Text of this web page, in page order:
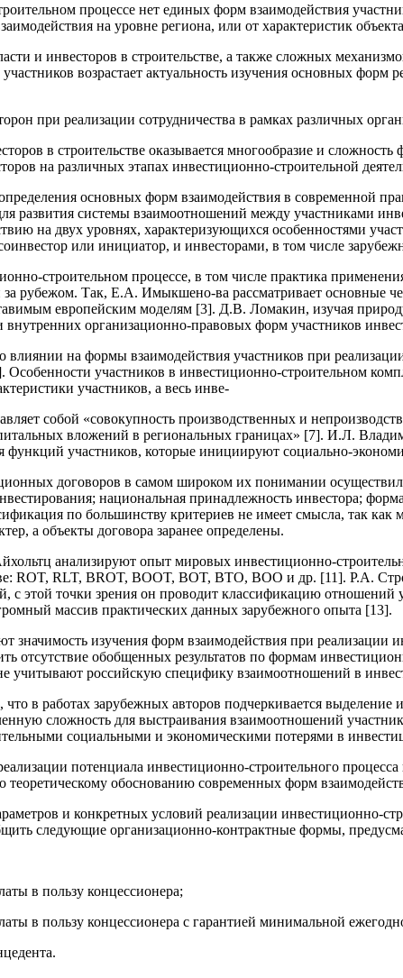
процессе нет единых форм взаимодействия
на уровне региона, или от характеристик
и инвесторов в строительстве, а также сложных
возрастает актуальность изучения основных
при реализации сотрудничества в рамках различных
в строительстве оказывается многообразие и
на различных этапах инвестиционно-строительной
основных форм взаимодействия в современной
развития системы взаимоотношений между участниками
на двух уровнях, характеризующихся особенностями
или инициатор, и инвесторами, в том числе
строительном процессе, в том числе практика
за рубежом. Так, Е.А. Имыкшено-ва рассматривает основные
европейским моделям [3]. Д.В. Ломакин, изучая
организационно-правовых форм участников
на формы взаимодействия участников при
Особенности участников в инвестиционно-строительном
участников, а весь инве-
собой «совокупность производственных и
вложений в региональных границах» [7]. И.Л.
функций участников, которые инициируют социально-
договоров в самом широком их понимании
национальная принадлежность инвестора;
по большинству критериев не имеет смысла, так
а объекты договора заранее определены.
анализируют опыт мировых инвестиционно-
ROT, RLT, BROT, BOOT, BOT, BTO, BOO и др. [11]. Р.А.
с этой точки зрения он проводит классификацию
массив практических данных зарубежного опыта [13].
значимость изучения форм взаимодействия при
отсутствие обобщенных результатов по формам
учитывают российскую специфику взаимоотношений в
в работах зарубежных авторов подчеркивается
сложность для выстраивания взаимоотношений
социальными и экономическими потерями в
потенциала инвестиционно-строительного
теоретическому обоснованию современных форм
и конкретных условий реализации
следующие организационно-контрактные формы,
в пользу концессионера;
в пользу концессионера с гарантией минимальной